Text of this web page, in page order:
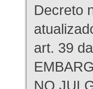
Decreto
art. 39
NO